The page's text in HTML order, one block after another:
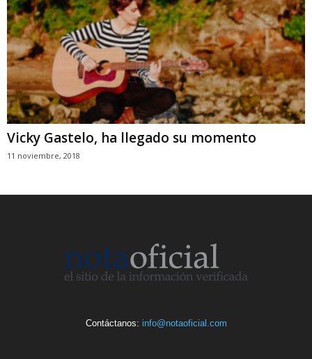
Vicky Gastelo, ha llegado su momento
11 noviembre, 2018
Contáctanos: info@notaoficial.com